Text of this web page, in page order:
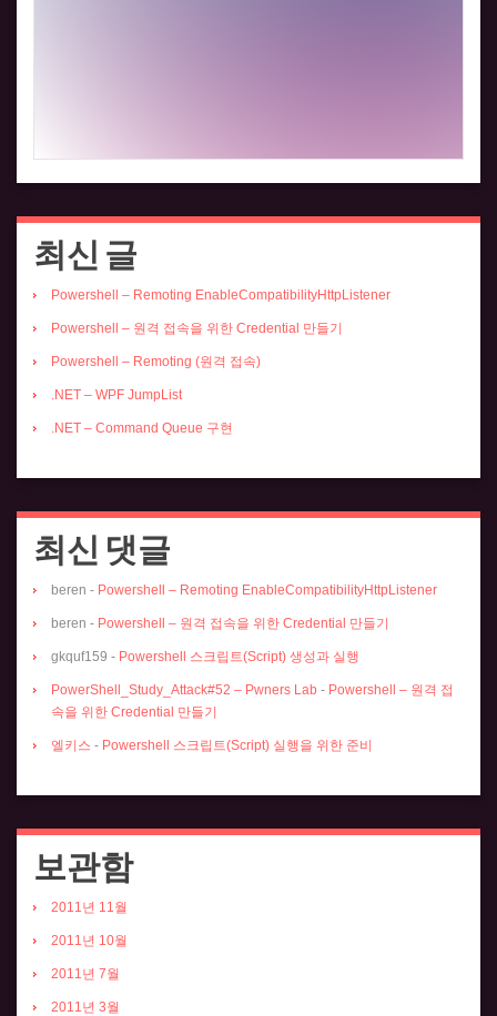
최신 글
Powershell – Remoting EnableCompatibilityHttpListener
Powershell – 원격 접속을 위한 Credential 만들기
Powershell – Remoting (원격 접속)
.NET – WPF JumpList
.NET – Command Queue 구현
최신 댓글
beren - Powershell – Remoting EnableCompatibilityHttpListener
beren - Powershell – 원격 접속을 위한 Credential 만들기
gkquf159 - Powershell 스크립트(Script) 생성과 실행
PowerShell_Study_Attack#52 – Pwners Lab - Powershell – 원격 접
속을 위한 Credential 만들기
엘키스 - Powershell 스크립트(Script) 실행을 위한 준비
보관함
2011년 11월
2011년 10월
2011년 7월
2011년 3월